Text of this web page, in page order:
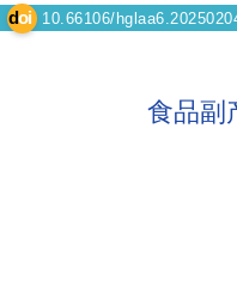
doi 10.66106/
食品副